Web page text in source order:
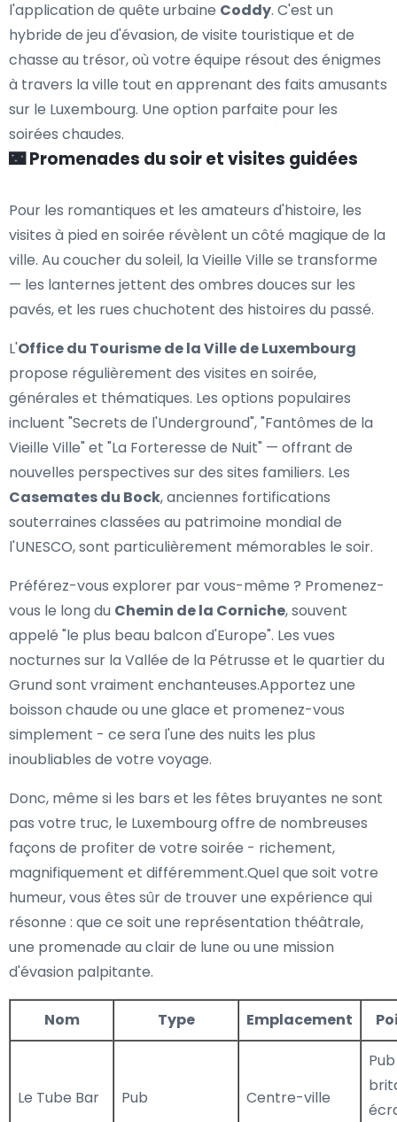
l'application de quête urbaine Coddy. C'est un
hybride de jeu d'évasion, de visite touristique et de
chasse au trésor, où votre équipe résout des énigmes
à travers la ville tout en apprenant des faits amusants
sur le Luxembourg. Une option parfaite pour les
soirées chaudes.
🌃 Promenades du soir et visites guidées
Pour les romantiques et les amateurs d'histoire, les
visites à pied en soirée révèlent un côté magique de la
ville. Au coucher du soleil, la Vieille Ville se transforme
— les lanternes jettent des ombres douces sur les
pavés, et les rues chuchotent des histoires du passé.
L'Office du Tourisme de la Ville de Luxembourg
propose régulièrement des visites en soirée,
générales et thématiques. Les options populaires
incluent "Secrets de l'Underground", "Fantômes de la
Vieille Ville" et "La Forteresse de Nuit" — offrant de
nouvelles perspectives sur des sites familiers. Les
Casemates du Bock, anciennes fortifications
souterraines classées au patrimoine mondial de
l'UNESCO, sont particulièrement mémorables le soir.
Préférez-vous explorer par vous-même ? Promenez-
vous le long du Chemin de la Corniche, souvent
appelé "le plus beau balcon d'Europe". Les vues
nocturnes sur la Vallée de la Pétrusse et le quartier du
Grund sont vraiment enchanteuses.Apportez une
boisson chaude ou une glace et promenez-vous
simplement - ce sera l'une des nuits les plus
inoubliables de votre voyage.
Donc, même si les bars et les fêtes bruyantes ne sont
pas votre truc, le Luxembourg offre de nombreuses
façons de profiter de votre soirée - richement,
magnifiquement et différemment.Quel que soit votre
humeur, vous êtes sûr de trouver une expérience qui
résonne : que ce soit une représentation théâtrale,
une promenade au clair de lune ou une mission
d'évasion palpitante.
Nom Type Emplacement
Le Tube Bar Pub Centre-ville